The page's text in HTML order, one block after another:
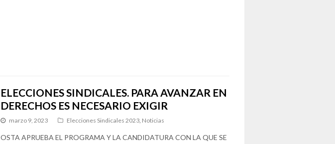
ELECCIONES SINDICALES. PARA AVANZAR EN
DERECHOS ES NECESARIO EXIGIR
marzo 9, 2023 Elecciones Sindicales 2023, Noticias
OSTA APRUEBA EL PROGRAMA Y LA CANDIDATURA CON LA QUE SE